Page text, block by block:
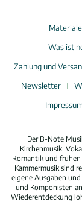
Was ist
Zahlung und
Newsletter
Der B-Note
Kirchenmusik,
Romantik und
Kammermusik sind
eigene Ausgaben
und Komponisten
Wiederentdeckung